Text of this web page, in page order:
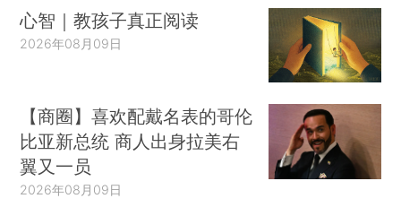
心智｜教孩子真正阅读
2026年08月09日
【商圈】喜欢配戴名表的哥伦
比亚新总统 商人出身拉美右
翼又一员
2026年08月09日